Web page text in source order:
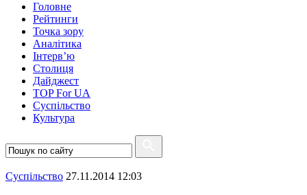
Головне
Рейтинги
Точка зору
Аналітика
Інтерв’ю
Столиця
Дайджест
TOP For UA
Суспiльство
Культура
Суспiльство 27.11.2014 12:03